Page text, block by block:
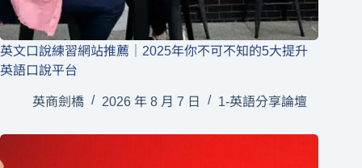
英文口說練習網站推薦｜2025年你不可不知的5大提升
英語口說平台
英商劍橋 2026 年 8 月 7 日 1-英語分享論壇